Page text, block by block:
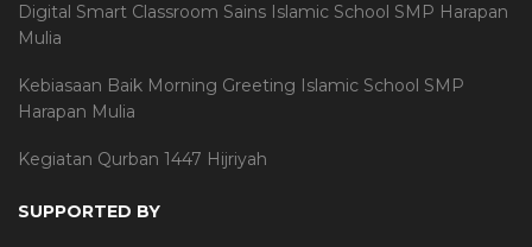
Digital Smart Classroom Sains Islamic School SMP Harapan
Mulia
Kebiasaan Baik Morning Greeting Islamic School SMP
Harapan Mulia
Kegiatan Qurban 1447 Hijriyah
SUPPORTED BY